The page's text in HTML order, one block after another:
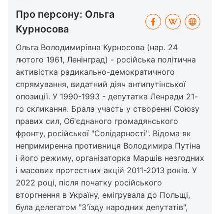
Про персону: Ольга
Курносова
Ольга Володимирівна Курносова (нар. 24
лютого 1961, Ленінград) - російська політична
активістка радикально-демократичного
спрямування, видатний діяч антипутінської
опозиції. У 1990-1993 - депутатка Ленради 21-
го скликання. Брала участь у створенні Союзу
правих сил, Об'єднаного громадянського
фронту, російської "Солідарності". Відома як
непримиренна противниця Володимира Путіна
і його режиму, організаторка Маршів незгодних
і масових протестних акцій 2011-2013 років. У
2022 році, після початку російського
вторгнення в Україну, емігрувала до Польщі,
була делегатом "З'їзду народних депутатів",